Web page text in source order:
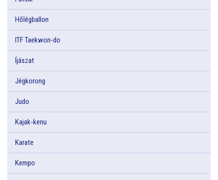
Hőlégballon
ITF Taekwon-do
Íjászat
Jégkorong
Judo
Kajak-kenu
Karate
Kempo